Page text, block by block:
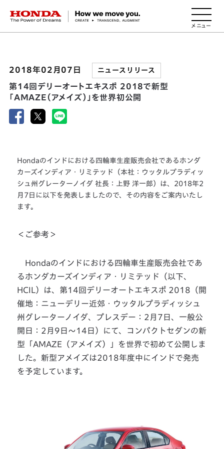
HONDA The Power of Dreams
2018年02月07日 ニュースリリース
第14回デリーオートエキスポ 2018で新型
「AMAZE（アメイズ）」を世界初公開
Hondaのインドにおける四輪車生産販売会社であるホンダ
カーズインディア・リミテッド（本社：ウッタルプラディッ
シュ州グレーターノイダ 社長：上野 洋一郎）は、2018年2
月7日に以下を発表しましたので、その内容をご案内いたし
ます。
＜ご参考＞
Hondaのインドにおける四輪車生産販売会社であ
るホンダカーズインディア・リミテッド（以下、
HCIL）は、第14回デリーオートエキスポ 2018（開
催地：ニューデリー近郊・ウッタルプラディッシュ
州グレーターノイダ、プレスデー：2月7日、一般公
開日：2月9日〜14日）にて、コンパクトセダンの新
型「AMAZE（アメイズ）」を世界で初めて公開しま
した。新型アメイズは2018年度中にインドで発売
を予定しています。